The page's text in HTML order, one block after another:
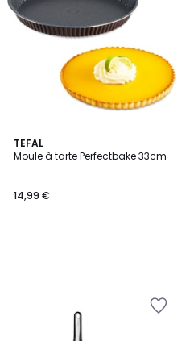
TEFAL
Moule à tarte Perfectbake 33cm
14,99 €